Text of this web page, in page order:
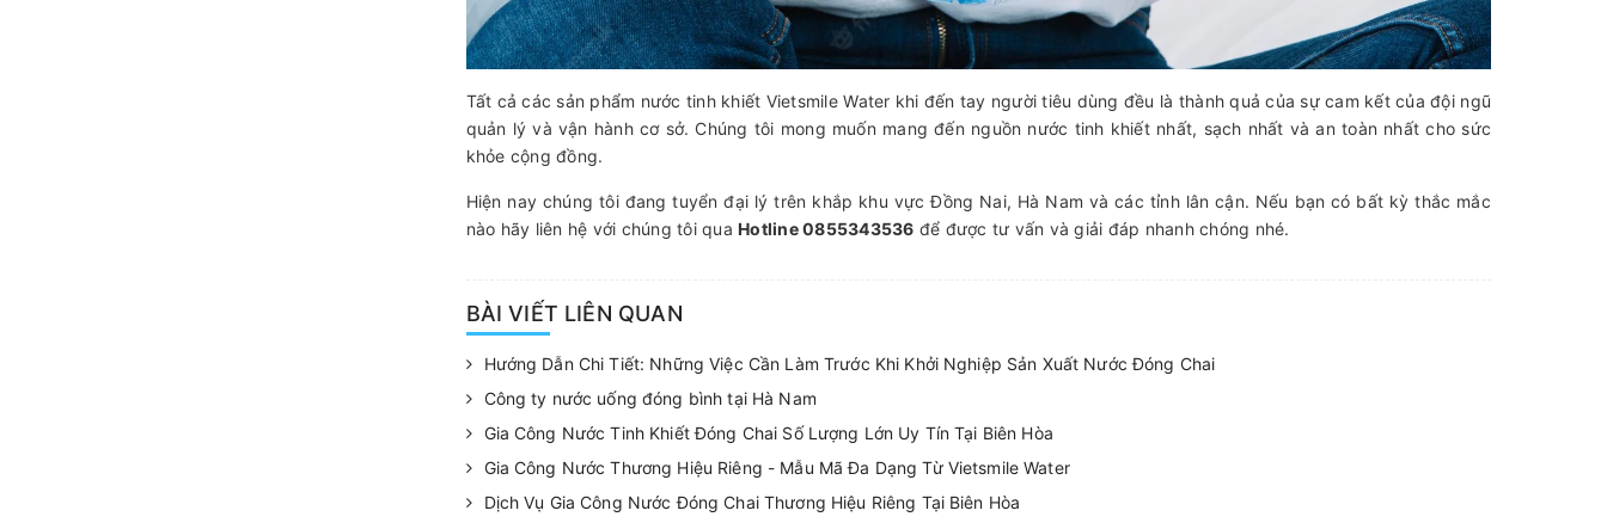
Tất cả các sản phẩm nước tinh khiết Vietsmile Water khi đến tay người tiêu dùng đều là thành quả của sự cam kết của đội ngũ
quản lý và vận hành cơ sở. Chúng tôi mong muốn mang đến nguồn nước tinh khiết nhất, sạch nhất và an toàn nhất cho sức
khỏe cộng đồng.
Hiện nay chúng tôi đang tuyển đại lý trên khắp khu vực Đồng Nai, Hà Nam và các tỉnh lân cận. Nếu bạn có bất kỳ thắc mắc
nào hãy liên hệ với chúng tôi qua Hotline 0855343536 để được tư vấn và giải đáp nhanh chóng nhé.
BÀI VIẾT LIÊN QUAN
Hướng Dẫn Chi Tiết: Những Việc Cần Làm Trước Khi Khởi Nghiệp Sản Xuất Nước Đóng Chai
Công ty nước uống đóng bình tại Hà Nam
Gia Công Nước Tinh Khiết Đóng Chai Số Lượng Lớn Uy Tín Tại Biên Hòa
Gia Công Nước Thương Hiệu Riêng - Mẫu Mã Đa Dạng Từ Vietsmile Water
Dịch Vụ Gia Công Nước Đóng Chai Thương Hiệu Riêng Tại Biên Hòa